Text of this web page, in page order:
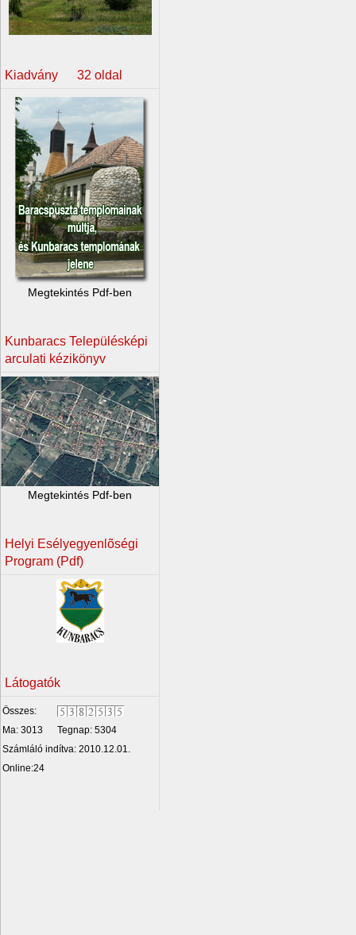
Kiadvány 32 oldal
Megtekintés Pdf-ben
Kunbaracs Településképi
arculati kézikönyv
Megtekintés Pdf-ben
Helyi Esélyegyenlõségi
Program (Pdf)
Látogatók
Összes:
Ma: 3013
Tegnap: 5304
Számláló indítva: 2010.12.01.
Online:24